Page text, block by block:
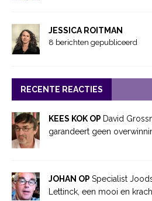
JESSICA ROITMAN
8 berichten gepubliceerd
RECENTE REACTIES
KEES KOK OP David
garandeert geen
JOHAN OP Specialist
Lettinck, een mooi en